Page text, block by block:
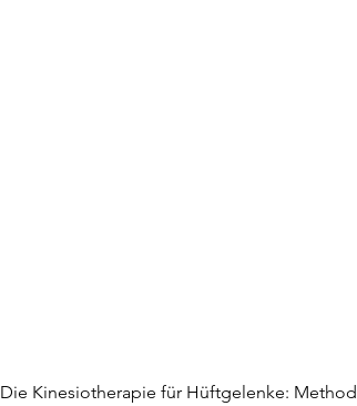
Die Kinesiotherapie für Hüftgelenke: